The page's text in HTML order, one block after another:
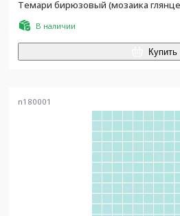
Темари бирюзовый (мозаика
В наличии
Купить
n180001